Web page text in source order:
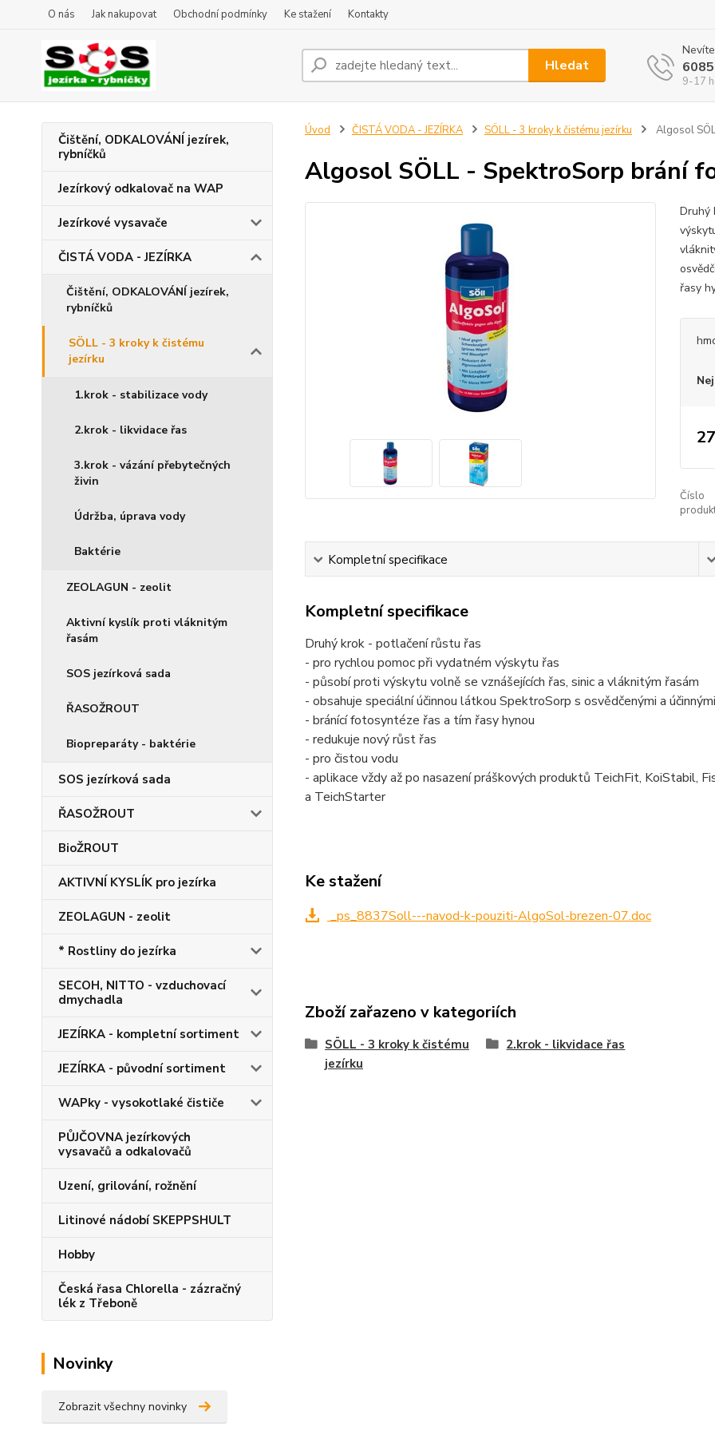
O nás Jak nakupovat Obchodní podmínky Ke stažení Kontakty
Hledat
9-17
Čištění, ODKALOVÁNÍ jezírek,
rybníčků
Jezírkový odkalovač na WAP
Jezírkové vysavače
ČISTÁ VODA - JEZÍRKA
Čištění, ODKALOVÁNÍ jezírek,
rybníčků
SÖLL - 3 kroky k čistému
jezírku
1.krok - stabilizace vody
2.krok - likvidace řas
3.krok - vázání přebytečných
živin
Údržba, úprava vody
Baktérie
ZEOLAGUN - zeolit
Aktivní kyslík proti vláknitým
řasám
SOS jezírková sada
ŘASOŽROUT
Biopreparáty - baktérie
SOS jezírková sada
ŘASOŽROUT
BioŽROUT
AKTIVNÍ KYSLÍK pro jezírka
ZEOLAGUN - zeolit
* Rostliny do jezírka
SECOH, NITTO - vzduchovací
dmychadla
JEZÍRKA - kompletní sortiment
JEZÍRKA - původní sortiment
WAPky - vysokotlaké čističe
PŮJČOVNA jezírkových
vysavačů a odkalovačů
Uzení, grilování, rožnění
Litinové nádobí SKEPPSHULT
Hobby
Česká řasa Chlorella - zázračný
lék z Třeboně
Novinky
Zobrazit všechny novinky
Úvod ČISTÁ VODA - JEZÍRKA SÖLL - 3 kroky k čistému jezírku Algosol
Algosol SÖLL - SpektroSorp brání
Druhý
řasy
Číslo
Kompletní specifikace
Kompletní specifikace
Druhý krok - potlačení růstu řas
- pro rychlou pomoc při vydatném výskytu řas
- působí proti výskytu volně se vznášejících řas, sinic a vláknitým řasám
- obsahuje speciální účinnou látkou SpektroSorp s osvědčenými a
- bránící fotosyntéze řas a tím řasy hynou
- redukuje nový růst řas
- pro čistou vodu
- aplikace vždy až po nasazení práškových produktů TeichFit, KoiStabil,
a TeichStarter
Ke stažení
_ps_8837Soll---navod-k-pouziti-AlgoSol-brezen-07.doc
Zboží zařazeno v kategoriích
SÖLL - 3 kroky k čistému
jezírku
2.krok - likvidace řas